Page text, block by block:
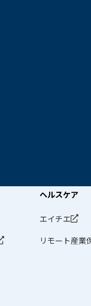
ヘルスケア
エイチエ
リモート産業